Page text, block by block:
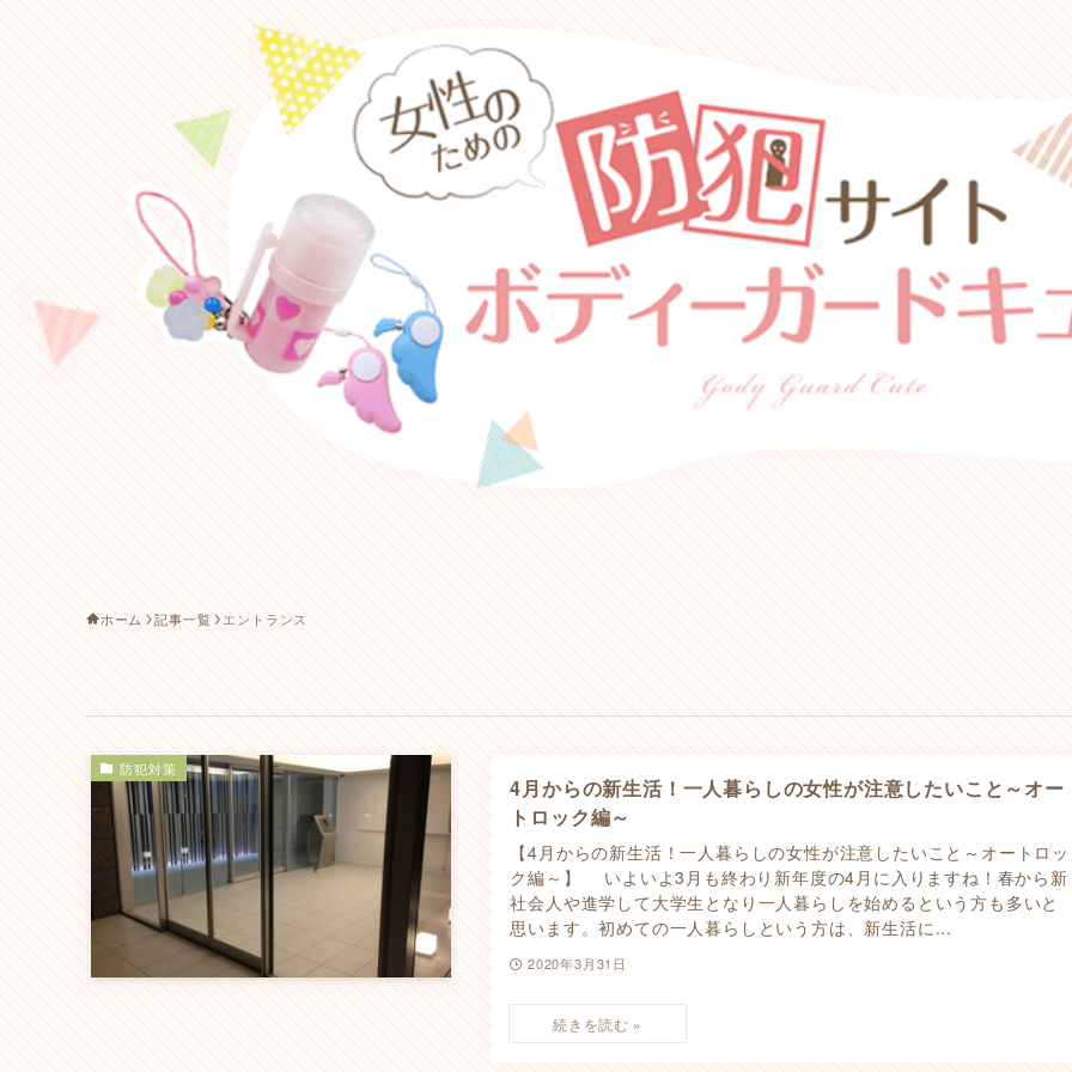
ホーム 記事一覧 エントランス
防犯対策
4月からの新生活！一人暮らしの女性が注意したいこと～オー
トロック編～
【4月からの新生活！一人暮らしの女性が注意したいこと～オートロッ
ク編～】 いよいよ3月も終わり新年度の4月に入りますね！春から新
社会人や進学して大学生となり一人暮らしを始めるという方も多いと
思います。初めての一人暮らしという方は、新生活に...
2020年3月31日